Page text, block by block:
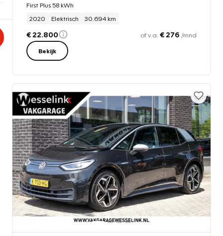
First Plus 58 kWh
2020
Elektrisch 30.694 km
€ 22.800 of v.a. € 276 /mnd
Bekijk